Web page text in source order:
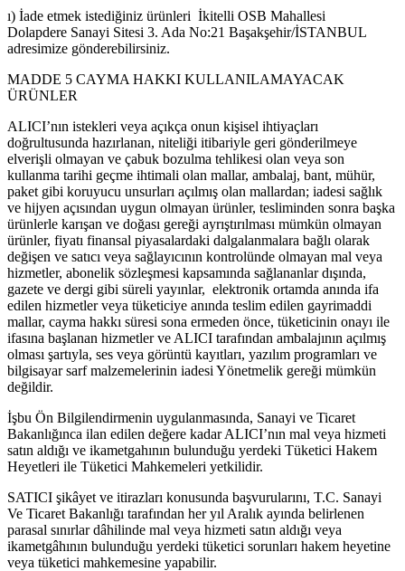
ı) İade etmek istediğiniz ürünleri İkitelli OSB Mahallesi
Dolapdere Sanayi Sitesi 3. Ada No:21 Başakşehir/İSTANBUL
adresimize gönderebilirsiniz.
MADDE 5 CAYMA HAKKI KULLANILAMAYACAK
ÜRÜNLER
ALICI’nın istekleri veya açıkça onun kişisel ihtiyaçları
doğrultusunda hazırlanan, niteliği itibariyle geri gönderilmeye
elverişli olmayan ve çabuk bozulma tehlikesi olan veya son
kullanma tarihi geçme ihtimali olan mallar, ambalaj, bant, mühür,
paket gibi koruyucu unsurları açılmış olan mallardan; iadesi sağlık
ve hijyen açısından uygun olmayan ürünler, tesliminden sonra başka
ürünlerle karışan ve doğası gereği ayrıştırılması mümkün olmayan
ürünler, fiyatı finansal piyasalardaki dalgalanmalara bağlı olarak
değişen ve satıcı veya sağlayıcının kontrolünde olmayan mal veya
hizmetler, abonelik sözleşmesi kapsamında sağlananlar dışında,
gazete ve dergi gibi süreli yayınlar, elektronik ortamda anında ifa
edilen hizmetler veya tüketiciye anında teslim edilen gayrimaddi
mallar, cayma hakkı süresi sona ermeden önce, tüketicinin onayı ile
ifasına başlanan hizmetler ve ALICI tarafından ambalajının açılmış
olması şartıyla, ses veya görüntü kayıtları, yazılım programları ve
bilgisayar sarf malzemelerinin iadesi Yönetmelik gereği mümkün
değildir.
İşbu Ön Bilgilendirmenin uygulanmasında, Sanayi ve Ticaret
Bakanlığınca ilan edilen değere kadar ALICI’nın mal veya hizmeti
satın aldığı ve ikametgahının bulunduğu yerdeki Tüketici Hakem
Heyetleri ile Tüketici Mahkemeleri yetkilidir.
SATICI şikâyet ve itirazları konusunda başvurularını, T.C. Sanayi
Ve Ticaret Bakanlığı tarafından her yıl Aralık ayında belirlenen
parasal sınırlar dâhilinde mal veya hizmeti satın aldığı veya
ikametgâhının bulunduğu yerdeki tüketici sorunları hakem heyetine
veya tüketici mahkemesine yapabilir.